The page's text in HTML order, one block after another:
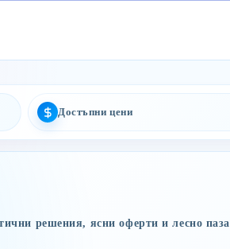
Достъпни цени
решения, ясни оферти и лесно